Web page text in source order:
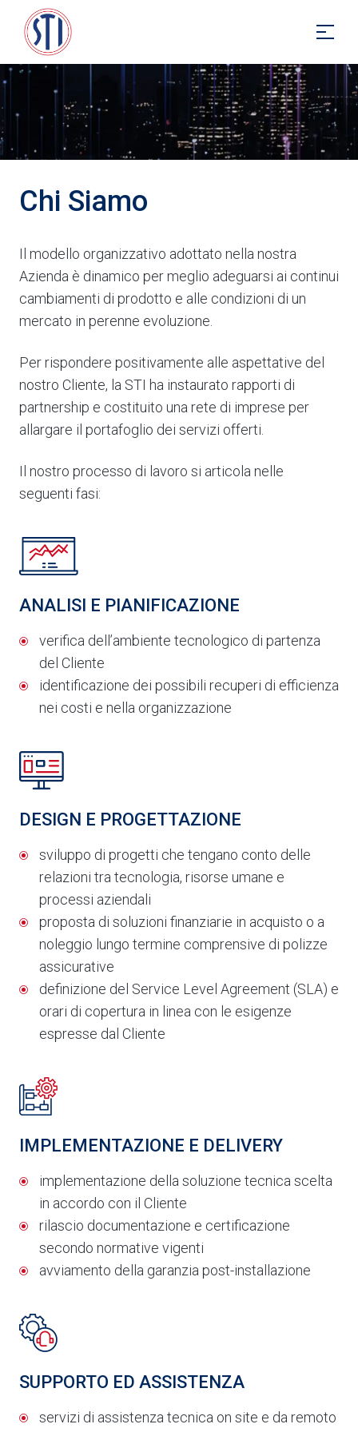
Chi Siamo
Il modello organizzativo adottato nella nostra
Azienda è dinamico per meglio adeguarsi ai continui
cambiamenti di prodotto e alle condizioni di un
mercato in perenne evoluzione.
Per rispondere positivamente alle aspettative del
nostro Cliente, la STI ha instaurato rapporti di
partnership e costituito una rete di imprese per
allargare il portafoglio dei servizi offerti.
Il nostro processo di lavoro si articola nelle
seguenti fasi:
ANALISI E PIANIFICAZIONE
verifica dell’ambiente tecnologico di partenza
del Cliente
identificazione dei possibili recuperi di efficienza
nei costi e nella organizzazione
DESIGN E PROGETTAZIONE
sviluppo di progetti che tengano conto delle
relazioni tra tecnologia, risorse umane e
processi aziendali
proposta di soluzioni finanziarie in acquisto o a
noleggio lungo termine comprensive di polizze
assicurative
definizione del Service Level Agreement (SLA) e
orari di copertura in linea con le esigenze
espresse dal Cliente
IMPLEMENTAZIONE E DELIVERY
implementazione della soluzione tecnica scelta
in accordo con il Cliente
rilascio documentazione e certificazione
secondo normative vigenti
avviamento della garanzia post-installazione
SUPPORTO ED ASSISTENZA
servizi di assistenza tecnica on site e da remoto